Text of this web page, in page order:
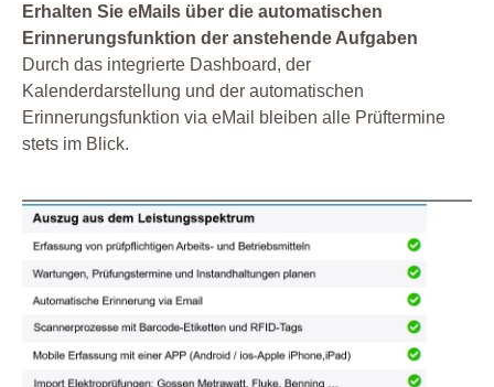
Erhalten Sie eMails über die automatischen
Erinnerungsfunktion der anstehende Aufgaben
Durch das integrierte Dashboard, der
Kalenderdarstellung und der automatischen
Erinnerungsfunktion via eMail bleiben alle Prüftermine
stets im Blick.